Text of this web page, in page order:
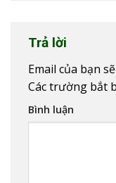
Trả lời
Email của bạn
Các trường bắt
Bình luận